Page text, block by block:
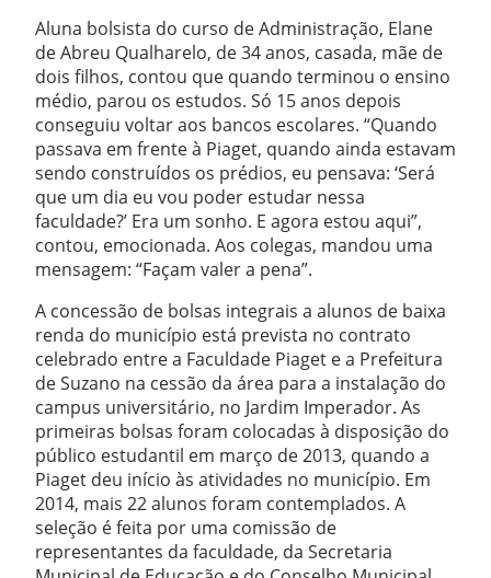
Aluna bolsista do curso de Administração, Elane
de Abreu Qualharelo, de 34 anos, casada, mãe de
dois filhos, contou que quando terminou o ensino
médio, parou os estudos. Só 15 anos depois
conseguiu voltar aos bancos escolares. “Quando
passava em frente à Piaget, quando ainda estavam
sendo construídos os prédios, eu pensava: ‘Será
que um dia eu vou poder estudar nessa
faculdade?’ Era um sonho. E agora estou aqui”,
contou, emocionada. Aos colegas, mandou uma
mensagem: “Façam valer a pena”.
A concessão de bolsas integrais a alunos de baixa
renda do município está prevista no contrato
celebrado entre a Faculdade Piaget e a Prefeitura
de Suzano na cessão da área para a instalação do
campus universitário, no Jardim Imperador. As
primeiras bolsas foram colocadas à disposição do
público estudantil em março de 2013, quando a
Piaget deu início às atividades no município. Em
2014, mais 22 alunos foram contemplados. A
seleção é feita por uma comissão de
representantes da faculdade, da Secretaria